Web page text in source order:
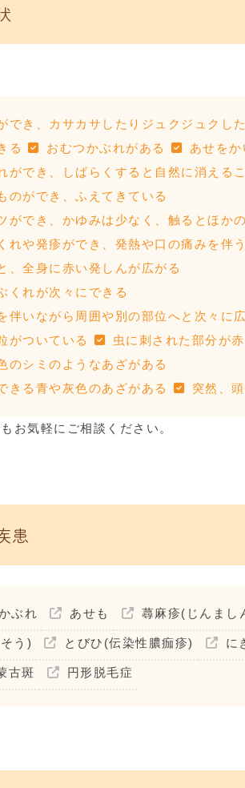
き、カサカサしたりジュクジュクし
る
おむつかぶれがある
あせを
でき、しばらくすると自然に消える
のができ、ふえてきている
でき、かゆみは少なく、触るとほか
や発疹ができ、発熱や口の痛みを伴う
、全身に赤い発しんが広がる
くれが次々にできる
伴いながら周囲や別の部位へと次々に
がついている
虫に刺された部分が
のシミのようなあざがある
きる青や灰色のあざがある
突然、
お気軽にご相談ください。
患
ぶれ あせも 蕁麻疹(じんまし
う) とびひ(伝染性膿痂疹) に
古斑 円形脱毛症